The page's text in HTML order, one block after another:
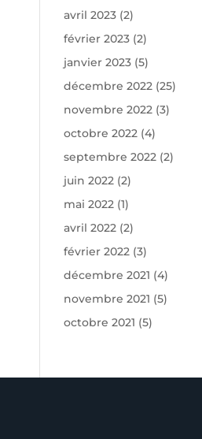
avril 2023 (2)
février 2023 (2)
janvier 2023 (5)
décembre 2022 (25)
novembre 2022 (3)
octobre 2022 (4)
septembre 2022 (2)
juin 2022 (2)
mai 2022 (1)
avril 2022 (2)
février 2022 (3)
décembre 2021 (4)
novembre 2021 (5)
octobre 2021 (5)